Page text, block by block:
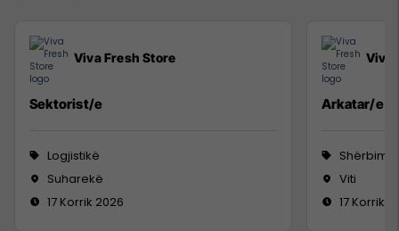
Viva Fresh Store
Sektorist/e
Logjistikë
Suharekë
17 Korrik 2026
Viva
Arkatar/e
Viti
17 Korrik